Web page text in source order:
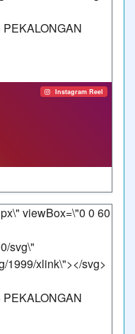
Instagram Reel
viewBox=\"0 0 60
svg\"
1999/xlink\"></svg>